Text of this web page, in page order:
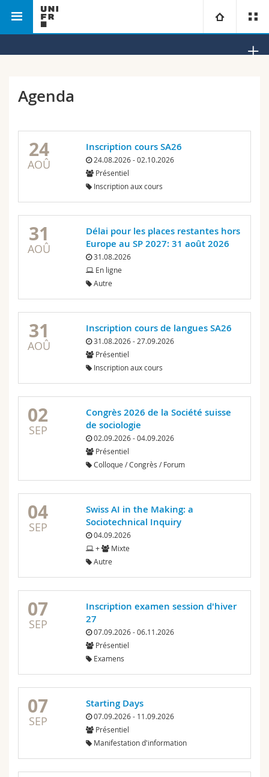
Recherche
Formation continue
Droit
Sciences économiques et sociales et management
Lettres et sciences humaines
Sciences de l'éducation et de la formation
Sciences et médecine
Interfacultaire
Futurs étudiants
Médias
Chercheurs
Doctorants
Ressources
Annuaire du personnel
Plan d'accès
Bibliothèques
Programme des cours
MyUnifr
Science des
Agenda
24
AOÛ
Inscription cours SA26
24.08.2026 - 02.10.2026
Présentiel
Inscription aux cours
31
AOÛ
Délai pour les places restantes hors
Europe au SP 2027: 31 août 2026
31.08.2026
En ligne
Autre
31
AOÛ
Inscription cours de langues SA26
31.08.2026 - 27.09.2026
Présentiel
Inscription aux cours
02
SEP
Congrès 2026 de la Société suisse
de sociologie
02.09.2026 - 04.09.2026
Présentiel
Colloque / Congrès / Forum
04
SEP
Swiss AI in the Making: a
Sociotechnical Inquiry
04.09.2026
+
Mixte
Autre
07
SEP
Inscription examen session d'hiver
27
07.09.2026 - 06.11.2026
Présentiel
Examens
07
SEP
Starting Days
07.09.2026 - 11.09.2026
Présentiel
Manifestation d'information